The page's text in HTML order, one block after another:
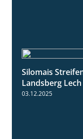
Silomais
Landsberg Lech
03.12.2025